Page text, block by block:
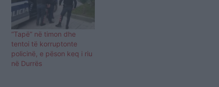
“Tapë” në timon dhe
tentoi të korruptonte
policinë, e pëson keq i riu
në Durrës